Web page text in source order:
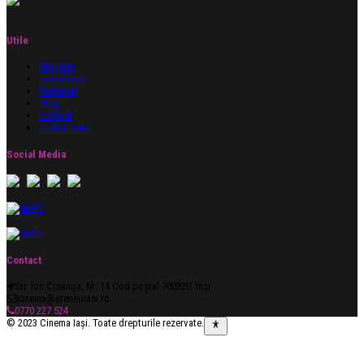
Utile
Program
Evenimente
Parteneri
Blog
Contact
Contul meu
Social Media
Contact
Str. Ion Creanga, Nr. 14 Cod poștal 700320, Iași
cinema@ateneuiasi.ro
0770 227 524
© 2023 Cinema Iași. Toate drepturile rezervate.